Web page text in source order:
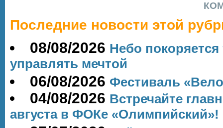
Последние новости этой
08/08/2026 Небо покоряется
управлять мечтой
06/08/2026 Фестиваль
04/08/2026 Встречайте
августа в ФОКе «Олимпийский»!